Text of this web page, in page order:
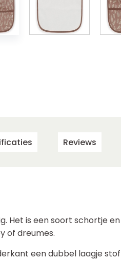
Reviews
Het is een soort schortje
of dreumes.
een dubbel laagje